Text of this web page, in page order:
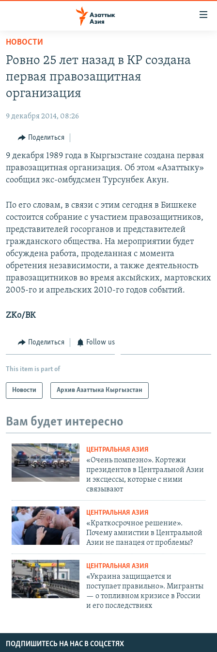
Вернуться
основному
содержанию
Вернутся
главной
навигации
Вернутся
поиску
ТАДЖИКИСТАН
ВОЙНА В УКРАИНЕ
ҚАЗАҚША
КЫРГЫЗЧА
ЎЗБЕКЧА
ТОҶИКӢ
Все сайты РСЕ/РС
НОВОСТИ
Ровно 25 лет назад в КР создана
первая правозащитная
организация
9 декабря 2014, 08:26
Поделиться
9 декабря 1989 года в Кыргызстане создана первая
правозащитная организация. Об этом «Азаттыку»
сообщил экс-омбудсмен Турсунбек Акун.
По его словам, в связи с этим сегодня в Бишкеке
состоится собрание с участием правозащитников,
представителей госорганов и представителей
гражданского общества. На мероприятии будет
обсуждена работа, проделанная с момента
обретения независимости, а также деятельность
правозащитников во время аксыйских, мартовских
2005-го и апрельских 2010-го годов событий.
ZKo/ВК
Поделиться Follow us
This item is part of
Новости Архив Азаттыка Кыргызстан
Вам будет интересно
ЦЕНТРАЛЬНАЯ АЗИЯ
«Очень помпезно». Кортежи
президентов в Центральной Азии
и эксцессы, которые с ними
связывают
ЦЕНТРАЛЬНАЯ АЗИЯ
«Краткосрочное решение».
Почему амнистии в Центральной
Азии не панацея от проблемы?
ЦЕНТРАЛЬНАЯ АЗИЯ
«Украина защищается и
поступает правильно». Мигранты
— о топливном кризисе в России
и его последствиях
ПОДПИШИТЕСЬ НА НАС В СОЦСЕТЯХ